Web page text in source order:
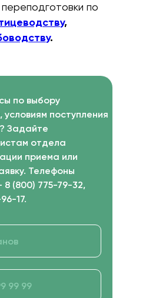
по
,
.
по выбору
поступления
Задайте
отдела
приема или
Телефоны
8 (800) 775-79-32,
17.